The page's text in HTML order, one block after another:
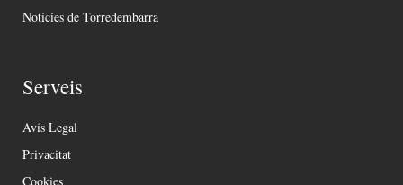
Notícies de Torredembarra
Serveis
Avís Legal
Privacitat
Cookies